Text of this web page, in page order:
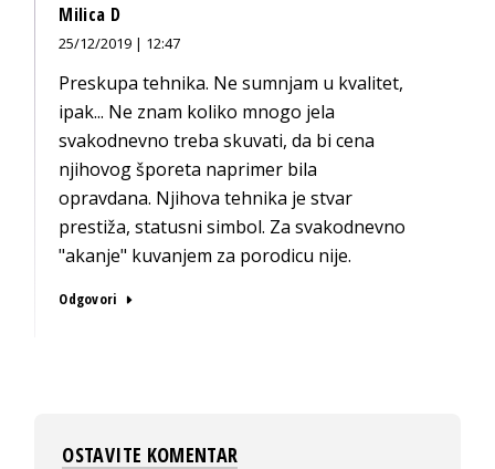
Milica D
25/12/2019 | 12:47
Preskupa tehnika. Ne sumnjam u kvalitet,
ipak... Ne znam koliko mnogo jela
svakodnevno treba skuvati, da bi cena
njihovog šporeta naprimer bila
opravdana. Njihova tehnika je stvar
prestiža, statusni simbol. Za svakodnevno
"akanje" kuvanjem za porodicu nije.
Odgovori
OSTAVITE KOMENTAR